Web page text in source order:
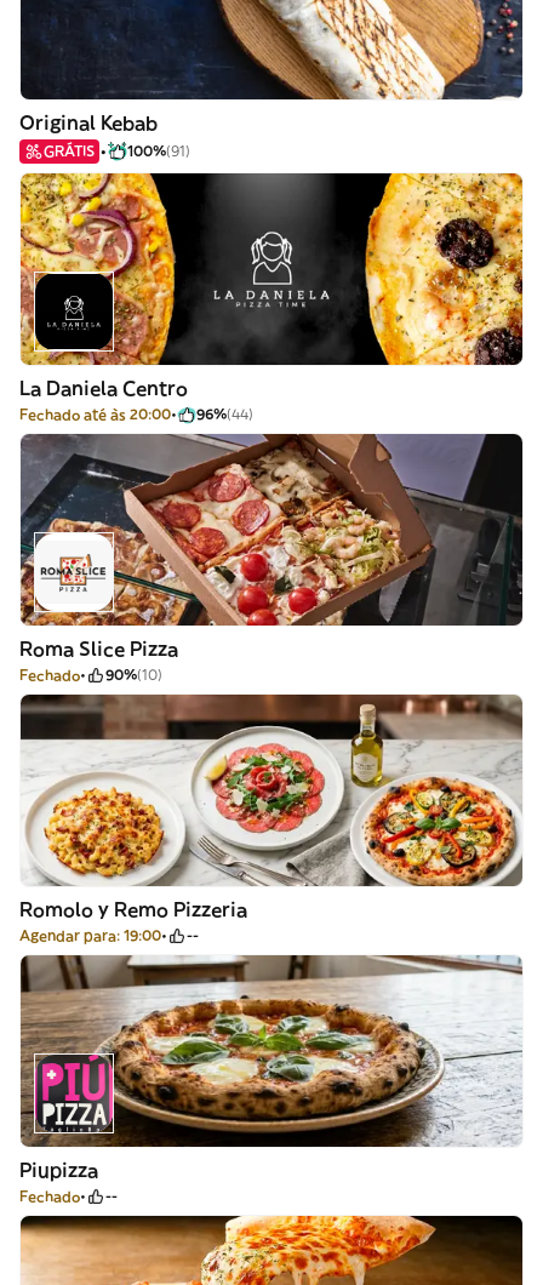
Original Kebab
GRÁTIS 100%(91)
La Daniela Centro
Fechado até às 20:00 96%(44)
Roma Slice Pizza
Fechado 90%(10)
Romolo y Remo Pizzeria
Agendar para: 19:00 --
Piupizza
Fechado --